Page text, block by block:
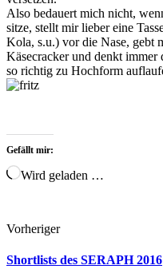
Also bedauert mich nicht,
sitze, stellt mir lieber eine
Kola, s.u.) vor die Nase, gebt
Käsecracker und denkt immer
so richtig zu Hochform
Gefällt mir:
Wird geladen …
Vorheriger
Shortlists des SERAPH 2016